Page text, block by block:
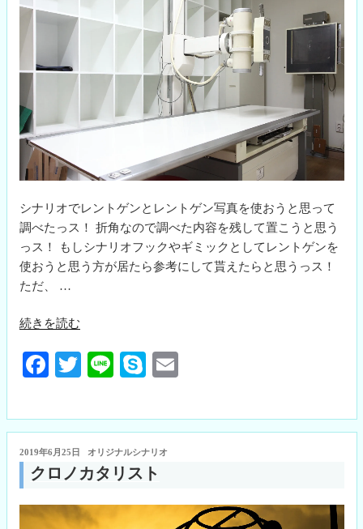
シナリオでレントゲンとレントゲン写真を使おうと思って
調べたっス！ 折角なので調べた内容を残して置こうと思う
っス！ もしシナリオフックやギミックとしてレントゲンを
使おうと思う方が居たら参考にして貰えたらと思うっス！
ただ、 …
“レ
ト
ゲ
撮
の
続きを読む
Fa
bo
ok
T
tte
r
Li
S
pe ail
投
2019年6月25日 オリジナルシナリオ
クロノカタリスト